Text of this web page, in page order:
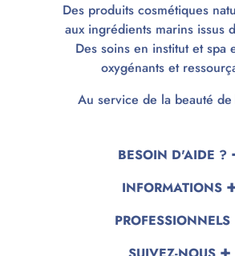
Des produits cosmétiques
aux ingrédients marins issus
Des soins en institut et spa
oxygénants et
Au service de la beauté
BESOIN D'AIDE ?
INFORMATIONS
PROFESSIONNELS